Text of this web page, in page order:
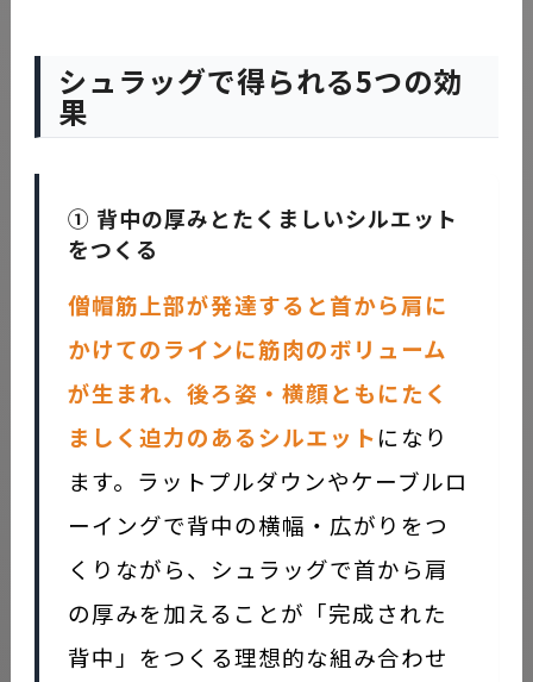
シュラッグで得られる5つの効
果
① 背中の厚みとたくましいシルエット
をつくる
僧帽筋上部が発達すると首から肩に
かけてのラインに筋肉のボリューム
が生まれ、後ろ姿・横顔ともにたく
ましく迫力のあるシルエットになり
ます。ラットプルダウンやケーブルロ
ーイングで背中の横幅・広がりをつ
くりながら、シュラッグで首から肩
の厚みを加えることが「完成された
背中」をつくる理想的な組み合わせ